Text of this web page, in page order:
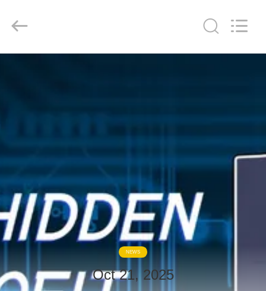
हमारे
बारे
में
कारखाना
भ्रमण
गुणवत्ता
Reserved.
NEWS
Oct 21, 2025